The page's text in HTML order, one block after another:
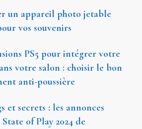
un appareil photo jetable
vos souvenirs
PS5 pour intégrer votre
votre salon : choisir le bon
anti-poussière
et secrets : les annonces
of Play 2024 de